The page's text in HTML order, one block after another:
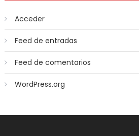
Acceder
Feed de entradas
Feed de comentarios
WordPress.org